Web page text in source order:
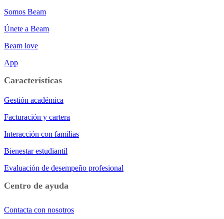
Somos Beam
Únete a Beam
Beam love
App
Características
Gestión académica
Facturación y cartera
Interacción con familias
Bienestar estudiantil
Evaluación de desempeño profesional
Centro de ayuda
Contacta con nosotros